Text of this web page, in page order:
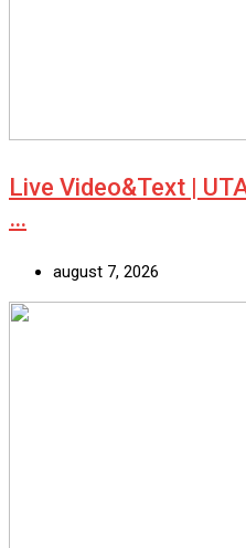
Live Video&Text |
…
august 7, 2026